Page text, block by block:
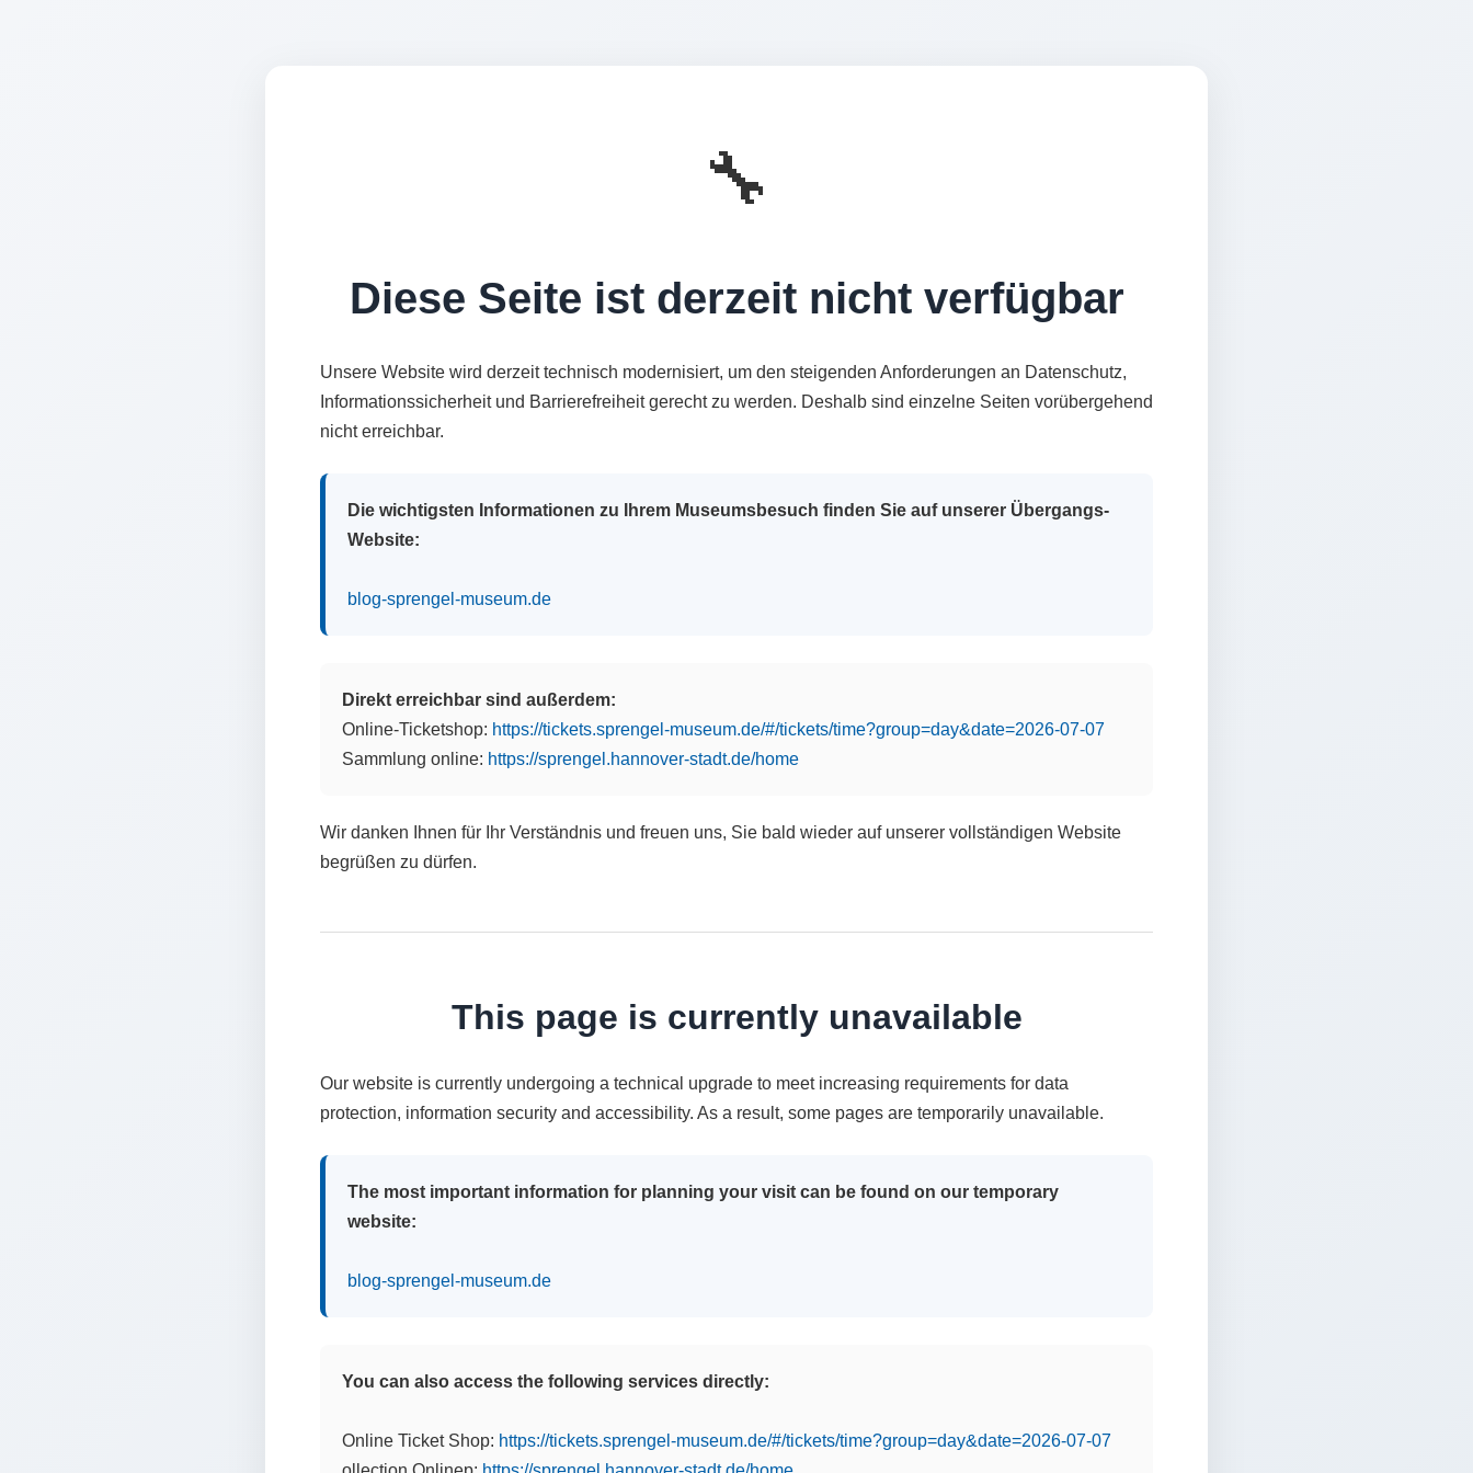
🔧
Diese Seite ist derzeit nicht verfügbar
Unsere Website wird derzeit technisch modernisiert, um den steigenden Anforderungen an Datenschutz,
Informationssicherheit und Barrierefreiheit gerecht zu werden. Deshalb sind einzelne Seiten vorübergehend
nicht erreichbar.
Die wichtigsten Informationen zu Ihrem Museumsbesuch finden Sie auf unserer Übergangs-
Website:
blog-sprengel-museum.de
Direkt erreichbar sind außerdem:
Online-Ticketshop: https://tickets.sprengel-museum.de/#/tickets/time?group=day&date=2026-07-07
Sammlung online: https://sprengel.hannover-stadt.de/home
Wir danken Ihnen für Ihr Verständnis und freuen uns, Sie bald wieder auf unserer vollständigen Website
begrüßen zu dürfen.
This page is currently unavailable
Our website is currently undergoing a technical upgrade to meet increasing requirements for data
protection, information security and accessibility. As a result, some pages are temporarily unavailable.
The most important information for planning your visit can be found on our temporary
website:
blog-sprengel-museum.de
You can also access the following services directly:
Online Ticket Shop: https://tickets.sprengel-museum.de/#/tickets/time?group=day&date=2026-07-07